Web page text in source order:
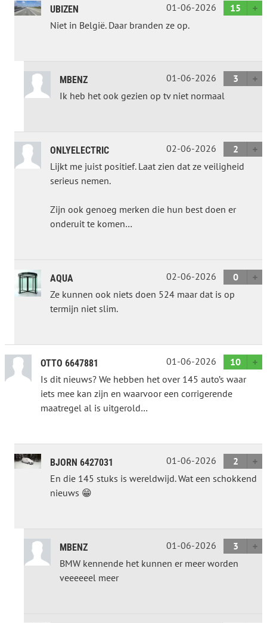
UBIZEN 01-06-2026
15
Niet in België. Daar branden ze op.
MBENZ 01-06-2026
3
Ik heb het ook gezien op tv niet normaal
ONLYELECTRIC 02-06-2026
2
Lijkt me juist positief. Laat zien dat ze veiligheid
serieus nemen.
Zijn ook genoeg merken die hun best doen er
onderuit te komen…
AQUA 02-06-2026
0
Ze kunnen ook niets doen 524 maar dat is op
termijn niet slim.
OTTO 6647881 01-06-2026
10
Is dit nieuws? We hebben het over 145 auto’s waar
iets mee kan zijn en waarvoor een corrigerende
maatregel al is uitgerold…
BJORN 6427031 01-06-2026
2
En die 145 stuks is wereldwijd. Wat een schokkend
nieuws 😁
MBENZ 01-06-2026
3
BMW kennende het kunnen er meer worden
veeeeeel meer